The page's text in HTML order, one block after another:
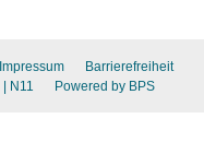
Impressum
Barrierefreiheit
| N11 Powered by BPS